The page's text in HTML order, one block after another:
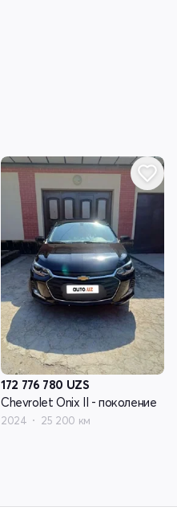
172 776 780 UZS
Chevrolet Onix II - поколение
2024 25 200 км